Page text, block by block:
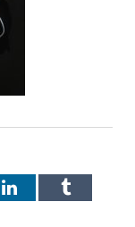
LinkedInTumblr